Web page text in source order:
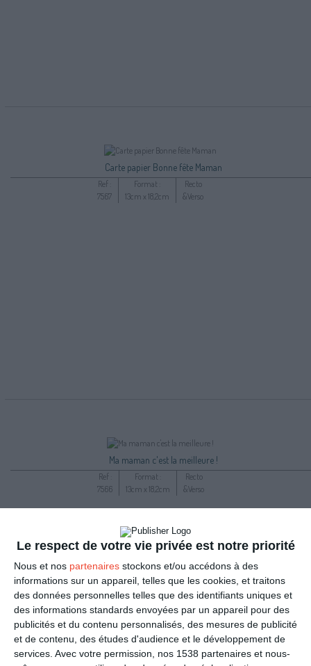
Le respect de votre vie privée est notre priorité
Nous et nos partenaires stockons et/ou accédons à des
informations sur un appareil, telles que les cookies, et traitons
des données personnelles telles que des identifiants uniques et
des informations standards envoyées par un appareil pour des
publicités et du contenu personnalisés, des mesures de publicité
et de contenu, des études d'audience et le développement de
services. Avec votre permission, nos 1538 partenaires et nous-
Carte papier Bonne fête Maman
Ref :
7567
Format :
13cm x 18,2cm
Recto
&Verso
Ma maman c'est la meilleure !
Ref :
7566
Format :
13cm x 18,2cm
Recto
&Verso